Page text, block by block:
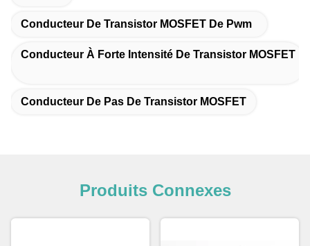
Conducteur De Transistor MOSFET De Pwm
Conducteur À Forte Intensité De Transistor MOSFET
Conducteur De Pas De Transistor MOSFET
Produits Connexes